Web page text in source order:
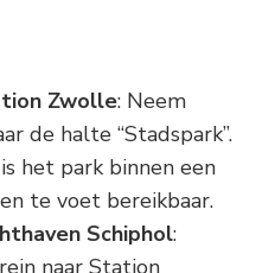
Zwolle: Neem
de halte “Stadspark”.
het park binnen een
te voet bereikbaar.
Schiphol:
naar Station